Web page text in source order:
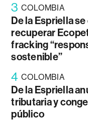
3 COLOMBIA
De la Espriella
recuperar
fracking
sostenible”
4 COLOMBIA
De la Espriella
tributaria y
público